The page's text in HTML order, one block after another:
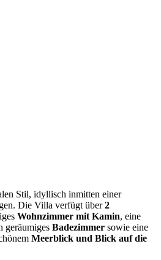
Stil, idyllisch inmitten einer
Die Villa verfügt über2
Wohnzimmer mit Kamin, eine
geräumiges Badezimmer sowie eine
Meerblick und Blick auf die